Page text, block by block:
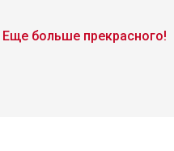
больше прекрасного!